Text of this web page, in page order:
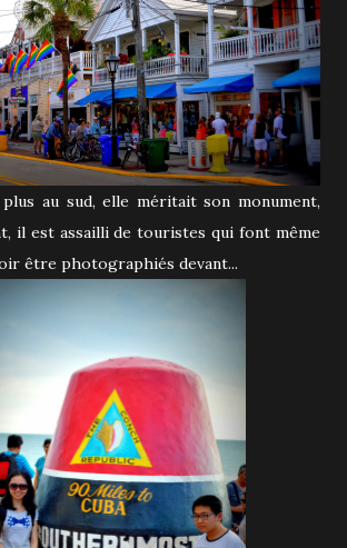
au sud, elle méritait son monument,
il est assailli de touristes qui font même
être photographiés devant...